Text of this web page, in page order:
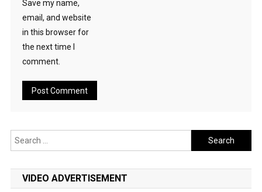
Save my name,
email, and website
in this browser for
the next time I
comment.
Search
for:
VIDEO ADVERTISEMENT